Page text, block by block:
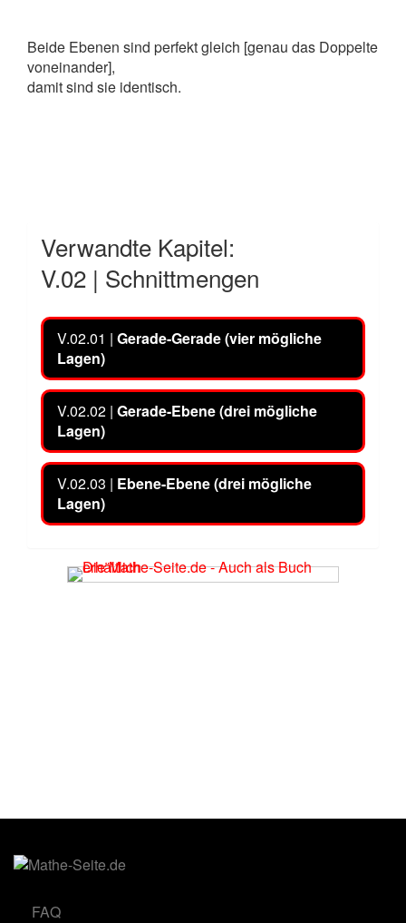
Beide Ebenen sind perfekt gleich [genau das Doppelte
voneinander],
damit sind sie identisch.
Verwandte Kapitel:
V.02 | Schnittmengen
V.02.01 | Gerade-Gerade (vier mögliche
Lagen)
V.02.02 | Gerade-Ebene (drei mögliche
Lagen)
V.02.03 | Ebene-Ebene (drei mögliche
Lagen)
FAQ